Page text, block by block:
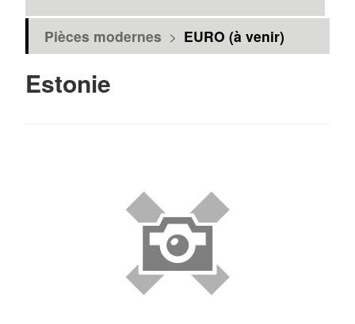
Pièces modernes > EURO (à venir)
Estonie